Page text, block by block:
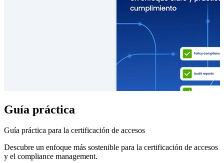
Guía práctica
Guía práctica para la certificación de accesos
Descubre un enfoque más sostenible para la certificación de accesos
y el compliance management.